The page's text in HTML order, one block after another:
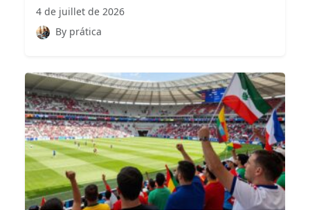
4 de juillet de 2026
By prática